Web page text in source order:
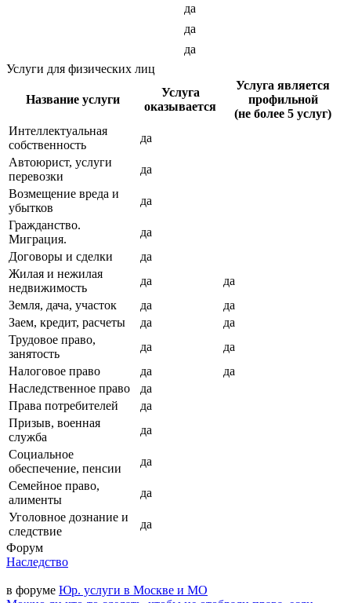
да
да
да
Услуги для физических лиц
Название услуги
Услуга
оказывается
Услуга является
профильной
(не более 5 услуг)
Интеллектуальная
собственность
да
Автоюрист, услуги
перевозки
да
Возмещение вреда и
убытков
да
Гражданство.
Миграция.
да
Договоры и сделки
да
Жилая и нежилая
недвижимость
да
да
Земля, дача, участок
да
да
Заем, кредит, расчеты
да
да
Трудовое право,
занятость
да
да
Налоговое право
да
да
Наследственное право
да
Права потребителей
да
Призыв, военная
служба
да
Социальное
обеспечение, пенсии
да
Семейное право,
алименты
да
Уголовное дознание и
следствие
да
Форум
Наследство
в форуме Юр. услуги в Москве и МО